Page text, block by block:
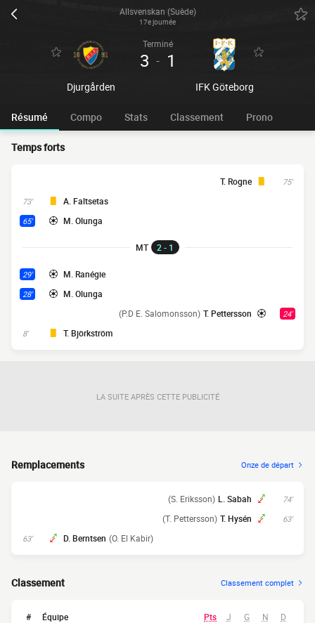
Allsvenskan (Suède)
17e journée
Djurgården
Terminé
3 - 1
IFK Göteborg
Résumé Compo Stats Classement Prono
Temps forts
75'
T. Rogne
73' A. Faltsetas
65' M. Olunga
MT 2 - 1
29' M. Ranégie
28' M. Olunga
24'
T. Pettersson
(P.D E. Salomonsson)
8' T. Björkström
LA SUITE APRÈS CETTE PUBLICITÉ
Remplacements Onze de départ
74'
L. Sabah
(S. Eriksson)
63'
T. Hysén
(T. Pettersson)
63' D. Berntsen (O. El Kabir)
Classement Classement complet
# Équipe Pts J G N D